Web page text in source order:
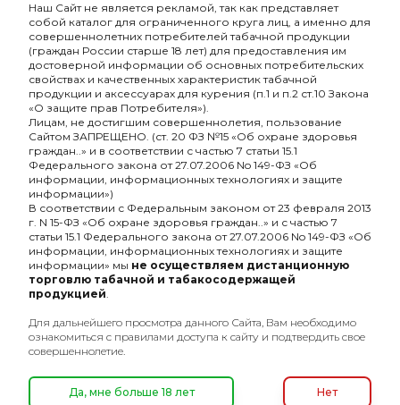
Табак жевательный
DZEN SLIM Menthol
340₽
Табак жевательный
DZEN STRONG Mint
340₽
ХИТ
Кола Лайм
DZEN Cola Lime
ХИТ
Малина
DZEN Raspberry
Наш Сайт не является рекламой, так как представляет
собой каталог для ограниченного круга лиц, а именно для
совершеннолетних потребителей табачной продукции
(граждан России старше 18 лет) для предоставления им
достоверной информации об основных потребительских
свойствах и качественных характеристик табачной
продукции и аксессуарах для курения (п.1 и п.2 ст.10 Закона
«О защите прав Потребителя»).
Лицам, не достигшим совершеннолетия, пользование
Сайтом ЗАПРЕЩЕНО. (ст. 20 ФЗ №15 «Об охране здоровья
граждан..» и в соответствии с частью 7 статьи 15.1
Федерального закона от 27.07.2006 No 149-ФЗ «Об
информации, информационных технологиях и защите
информации»)
В соответствии с Федеральным законом от 23 февраля 2013
г. N 15-ФЗ «Об охране здоровья граждан..» и с частью 7
статьи 15.1 Федерального закона от 27.07.2006 No 149-ФЗ «Об
информации, информационных технологиях и защите
информации» мы не осуществляем дистанционную
торговлю табачной и табакосодержащей
продукцией.
Для дальнейшего просмотра данного Сайта, Вам необходимо
ознакомиться с правилами доступа к сайту и подтвердить свое
совершеннолетие.
Да, мне больше 18 лет Нет